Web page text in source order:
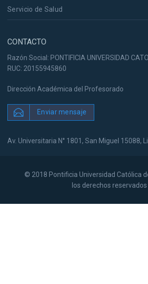
Servicio de Salud
CONTACTO
Razón Social: PONTIFICIA UNIVERSIDAD
RUC: 20155945860
Dirección Académica del Profesorado
Enviar mensaje
Av. Universitaria N° 1801, San Miguel 15088,
© 2018 Pontificia Universidad Católica
los derechos reservados